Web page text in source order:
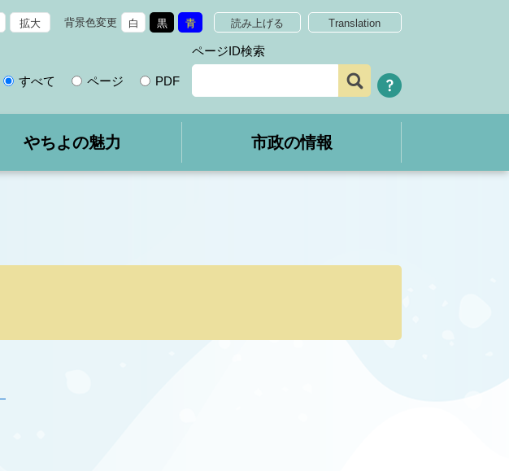
拡大 背景色変更 白 黒 青 読み上げる Translation
すべて ページ PDF
ページID検索
やちよの魅力 市政の情報